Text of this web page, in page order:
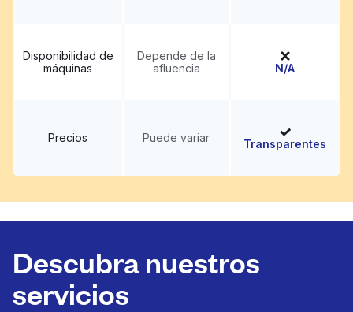
Disponibilidad de
máquinas
Depende de la
afluencia
N/A
Precios Puede variar Transparentes
Descubra nuestros
servicios